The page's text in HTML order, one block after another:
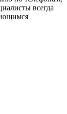
всегда